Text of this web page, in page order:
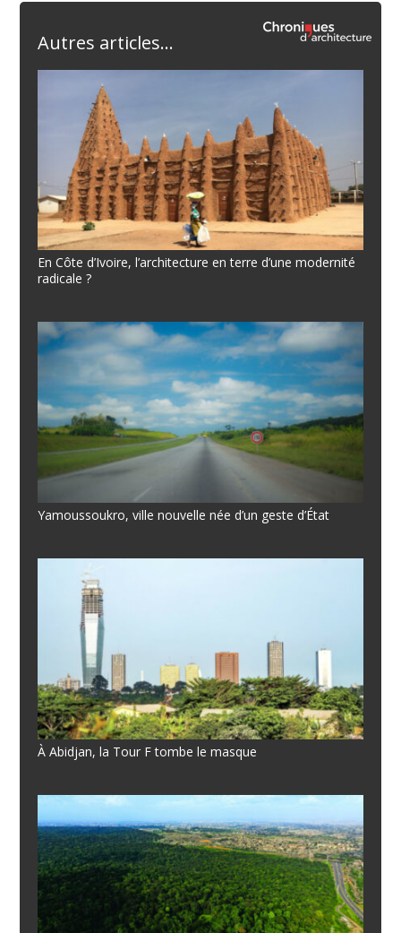
Autres articles...
En Côte d’Ivoire, l’architecture en terre d’une modernité
radicale ?
Yamoussoukro, ville nouvelle née d’un geste d’État
À Abidjan, la Tour F tombe le masque